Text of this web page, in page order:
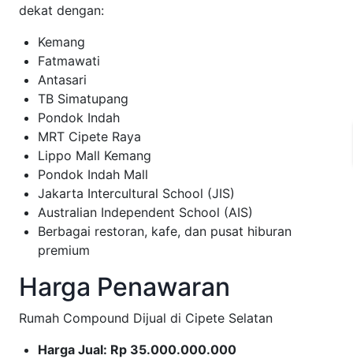
dekat dengan:
Kemang
Fatmawati
Antasari
TB Simatupang
Pondok Indah
MRT Cipete Raya
Lippo Mall Kemang
Pondok Indah Mall
Jakarta Intercultural School (JIS)
Australian Independent School (AIS)
Berbagai restoran, kafe, dan pusat hiburan
premium
Harga Penawaran
Rumah Compound Dijual di Cipete Selatan
Harga Jual: Rp 35.000.000.000